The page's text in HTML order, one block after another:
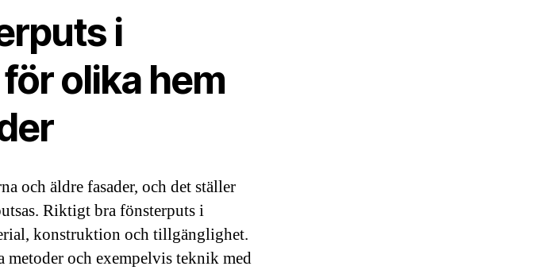
i
olika hem
och äldre fasader, och det ställer
Riktigt bra fönsterputs i
konstruktion och tillgänglighet.
och exempelvis teknik med